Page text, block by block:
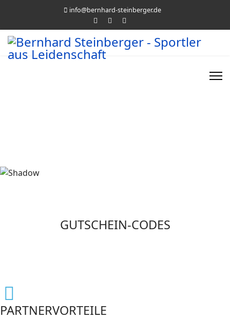
info@bernhard-steinberger.de
GUTSCHEIN-CODES
PARTNERVORTEILE